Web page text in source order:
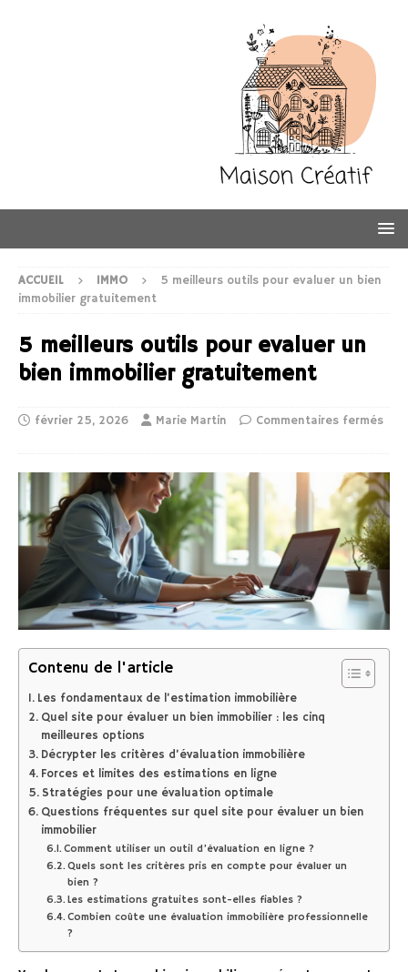
ACCUEIL IMMO
5 meilleurs outils pour evaluer un bien
immobilier gratuitement
5 meilleurs outils pour evaluer un
bien immobilier gratuitement
février 25, 2026 Marie Martin Commentaires fermés
Contenu de l'article
Les fondamentaux de l’estimation immobilière
Quel site pour évaluer un bien immobilier : les cinq
meilleures options
Décrypter les critères d’évaluation immobilière
Forces et limites des estimations en ligne
Stratégies pour une évaluation optimale
Questions fréquentes sur quel site pour évaluer un bien
immobilier
Comment utiliser un outil d’évaluation en ligne ?
Quels sont les critères pris en compte pour évaluer un
bien ?
Les estimations gratuites sont-elles fiables ?
Combien coûte une évaluation immobilière professionnelle
?